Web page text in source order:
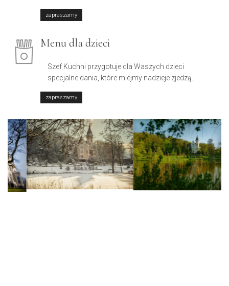
zapraszamy
Menu dla dzieci
Szef Kuchni przygotuje dla Waszych dzieci
specjalne dania, które miejmy nadzieje zjedzą.
zapraszamy